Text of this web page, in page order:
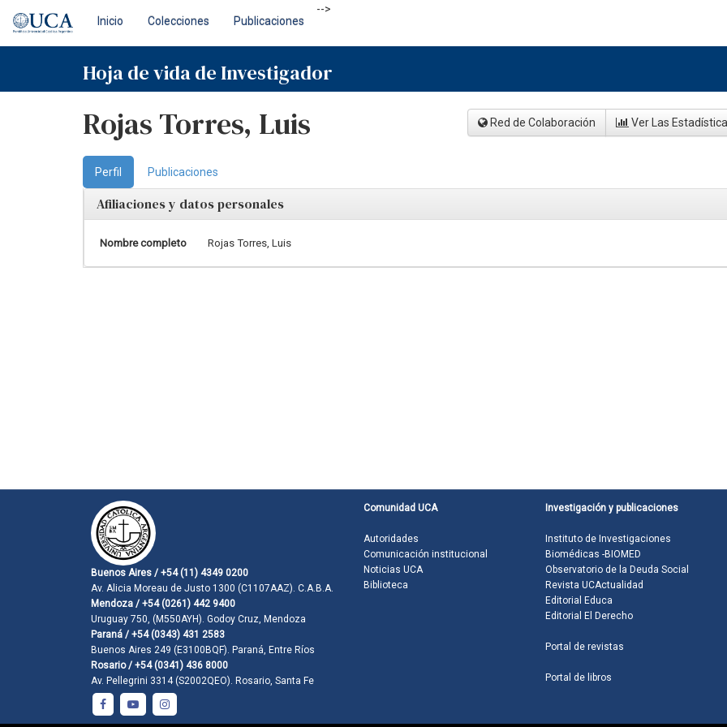
navigation
Inicio Colecciones Publicaciones
-->
Hoja de vida de Investigador
Rojas Torres, Luis Red de Colaboración Ver Las
Perfil Publicaciones
Afiliaciones y datos personales
Nombre completo Rojas Torres, Luis
Buenos Aires / +54 (11) 4349 0200
Av. Alicia Moreau de Justo 1300 (C1107AAZ). C.A.B.A.
Mendoza / +54 (0261) 442 9400
Uruguay 750, (M550AYH). Godoy Cruz, Mendoza
Paraná / +54 (0343) 431 2583
Buenos Aires 249 (E3100BQF). Paraná, Entre Ríos
Rosario / +54 (0341) 436 8000
Av. Pellegrini 3314 (S2002QEO). Rosario, Santa Fe
Comunidad UCA
Autoridades
Comunicación institucional
Noticias UCA
Biblioteca
Investigación y publicaciones
Instituto de Investigaciones
Biomédicas -BIOMED
Observatorio de la Deuda Social
Revista UCActualidad
Editorial Educa
Editorial El Derecho
Portal de revistas
Portal de libros